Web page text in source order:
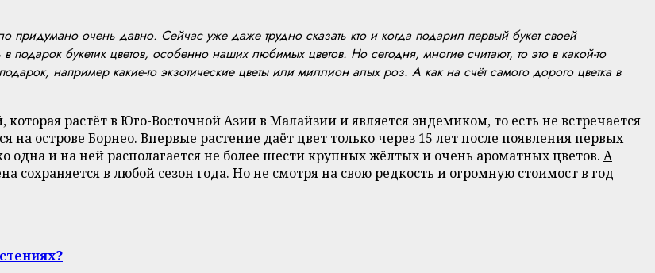
придумано очень давно. Сейчас уже даже трудно сказать кто и когда подарил первый букет своей
букетик цветов, особенно наших любимых цветов. Но сегодня, многие считают, то это в какой-то
например какие-то экзотические цветы или миллион алых роз. А как на счёт самого дорого цветка в
которая растёт в Юго-Восточной Азии в Малайзии и является эндемиком, то есть не встречается
острове Борнео. Впервые растение даёт цвет только через 15 лет после появления первых
одна и на ней располагается не более шести крупных жёлтых и очень ароматных цветов. А
сохраняется в любой сезон года. Но не смотря на свою редкость и огромную стоимост в год